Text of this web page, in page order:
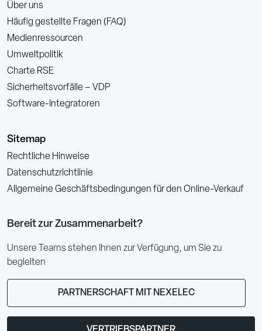
Über uns
Häufig gestellte Fragen (FAQ)
Medienressourcen
Umweltpolitik
Charte RSE
Sicherheitsvorfälle – VDP
Software-Integratoren
Sitemap
Rechtliche Hinweise
Datenschutzrichtlinie
Allgemeine Geschäftsbedingungen für den Online-Verkauf
Bereit zur Zusammenarbeit?
Unsere Teams stehen Ihnen zur Verfügung, um Sie zu
begleiten
PARTNERSCHAFT MIT NEXELEC